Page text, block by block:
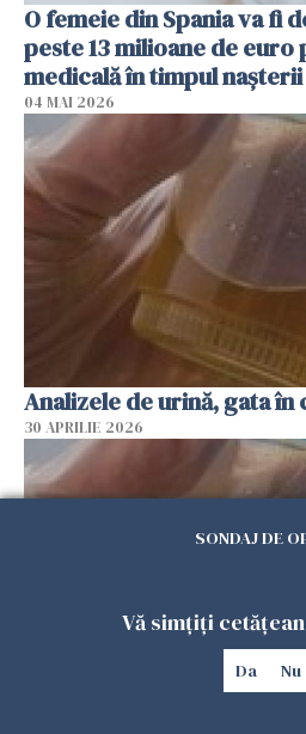
O femeie din Spania va fi
peste 13 milioane de
medicală în timpul naşterii
04 MAI 2026
Analizele de urină, gata în
30 APRILIE 2026
SONDAJ DE
Vă simțiți
Da Nu